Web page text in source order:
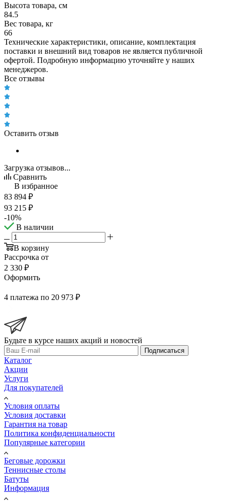
Высота товара, см
84.5
Вес товара, кг
66
Технические характеристики, описание, комплектация
поставки и внешний вид товаров не является публичной
офертой. Подробную информацию уточняйте у наших
менеджеров.
Все отзывы
Оставить отзыв
Загрузка отзывов...
Сравнить
В избранное
83 894 ₽
93 215 ₽
-10%
В наличии
В корзину
Рассрочка от
2 330 ₽
Оформить
4 платежа по 20 973 ₽
Будьте в курсе наших акций и новостей
Подписаться
Каталог
Акции
Услуги
Для покупателей
Условия оплаты
Условия доставки
Гарантия на товар
Политика конфиденциальности
Популярные категории
Беговые дорожки
Теннисные столы
Батуты
Информация